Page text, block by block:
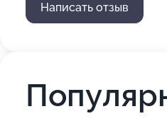
Написать отзыв